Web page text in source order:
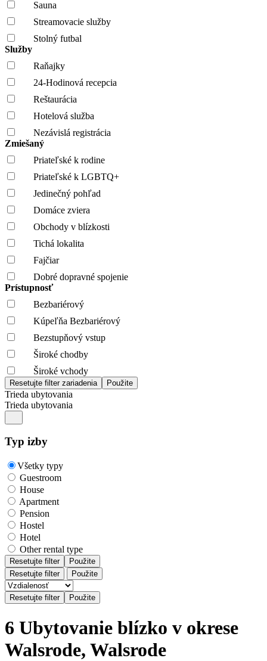
Sauna
Streamovacie služby
Stolný futbal
Služby
Raňajky
24-Hodinová recepcia
Reštaurácia
Hotelová služba
Nezávislá registrácia
Zmiešaný
Priateľské k rodine
Priateľské k LGBTQ+
Jedinečný pohľad
Domáce zviera
Obchody v blízkosti
Tichá lokalita
Fajčiar
Dobré dopravné spojenie
Prístupnosť
Bezbariérový
Kúpeľňa Bezbariérový
Bezstupňový vstup
Široké chodby
Široké vchody
Trieda ubytovania
Trieda ubytovania
Typ izby
Všetky typy
Guestroom
House
Apartment
Pension
Hostel
Hotel
Other rental type
Resetujte filter
Použite
Resetujte filter
Použite
6 Ubytovanie blízko v okrese
Walsrode, Walsrode